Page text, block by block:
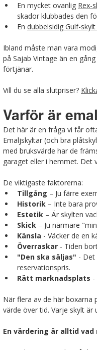
En mycket ovanlig Rex-
skador klubbades den
En dubbelsidig Gulf-
Ibland måste man vara
på Sajab Vintage än en
förtjänar.
Vill du se alla slutpriser?
Varför är
Det här är en fråga vi får
Emaljskyltar (och bra
med bruksvärde har de
garaget eller i hemmet. Det
De viktigaste faktorerna:
Tillgång – Ju färre
Historik – Inte bara
Estetik – Är skylten
Skick – Ju närmare
Känsla - Väcker de en
Överraskar - Tiden
"Den ska säljas" - Det
reservationspris.
Rätt marknadsplats -
När flera av de här
värde över tid. Varje skylt är
En värdering är alltid